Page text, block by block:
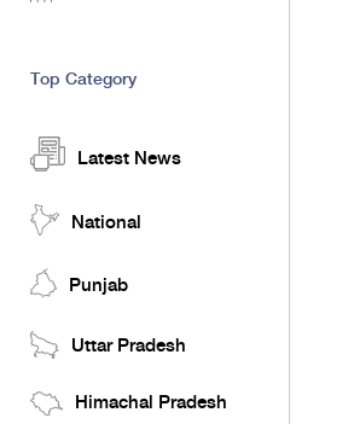
Top Category
Latest News
National
Punjab
Uttar Pradesh
Himachal Pradesh